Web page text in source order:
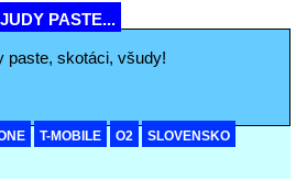
PASTE...
paste, skotáci, všudy!
T-MOBILE O2 SLOVENSKO